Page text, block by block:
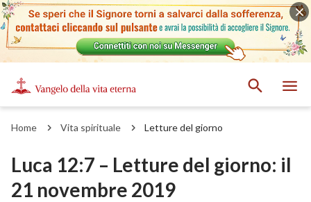
Home Vita spirituale Letture del giorno
Luca 12:7 – Letture del giorno: il
21 novembre 2019